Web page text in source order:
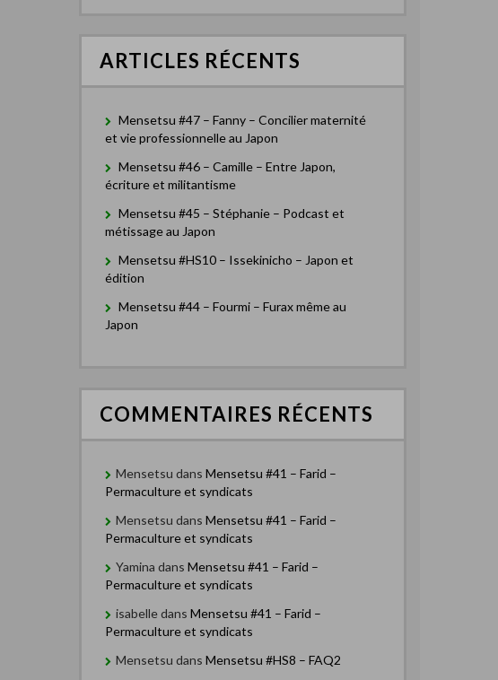
h
ARTICLES RÉCENTS
Mensetsu #47 – Fanny – Concilier maternité
et vie professionnelle au Japon
Mensetsu #46 – Camille – Entre Japon,
écriture et militantisme
Mensetsu #45 – Stéphanie – Podcast et
métissage au Japon
Mensetsu #HS10 – Issekinicho – Japon et
édition
Mensetsu #44 – Fourmi – Furax même au
Japon
COMMENTAIRES RÉCENTS
Mensetsu dans Mensetsu #41 – Farid –
Permaculture et syndicats
Mensetsu dans Mensetsu #41 – Farid –
Permaculture et syndicats
Yamina dans Mensetsu #41 – Farid –
Permaculture et syndicats
isabelledans Mensetsu #41 – Farid –
Permaculture et syndicats
Mensetsu dans Mensetsu #HS8 – FAQ2